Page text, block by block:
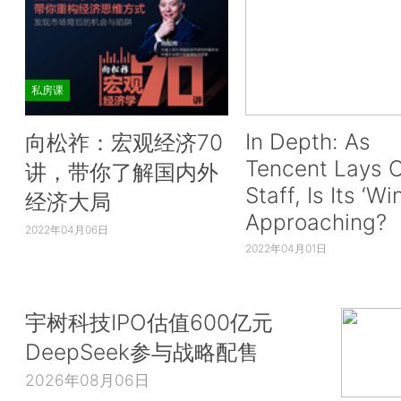
私房课
向松祚：宏观经济70
讲，带你了解国内外
经济大局
2022年04月06日
In Depth: As
Tencent Lays
Staff, Is Its
Approaching?
2022年04月01日
宇树科技IPO估值600亿元
DeepSeek参与战略配售
2026年08月06日